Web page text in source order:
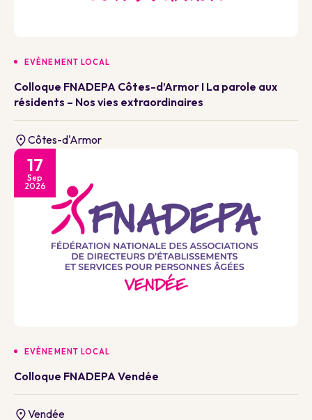
EVÈNEMENT LOCAL
Colloque FNADEPA Côtes-d’Armor I La parole aux
résidents – Nos vies extraordinaires
Côtes-d'Armor
17
Sep
2026
EVÈNEMENT LOCAL
Colloque FNADEPA Vendée
Vendée